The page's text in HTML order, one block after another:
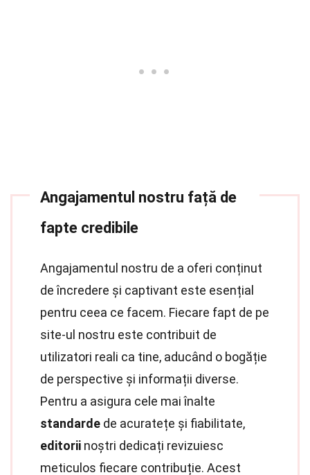
Angajamentul nostru față de
fapte credibile
Angajamentul nostru de a oferi conținut
de încredere și captivant este esențial
pentru ceea ce facem. Fiecare fapt de pe
site-ul nostru este contribuit de
utilizatori reali ca tine, aducând o bogăție
de perspective și informații diverse.
Pentru a asigura cele mai înalte
standarde de acuratețe și fiabilitate,
editorii noștri dedicați revizuiesc
meticulos fiecare contribuție. Acest